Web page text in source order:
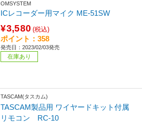
OMSYSTEM
ICレコーダー用マイク ME-51SW
¥3,580 (税込)
ポイント：358
発売日：2023/02/03発売
在庫あり
TASCAM(タスカム)
TASCAM製品用 ワイヤードキット付属
リモコン RC-10